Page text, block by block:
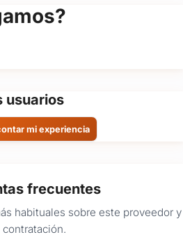
FOTOS
usuarios
mi experiencia
frecuentes
habituales sobre este proveedor y
contratación.